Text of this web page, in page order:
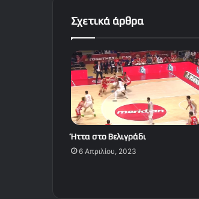
Σχετικά άρθρα
Ήττα στο Βελιγράδι
6 Απριλίου, 2023